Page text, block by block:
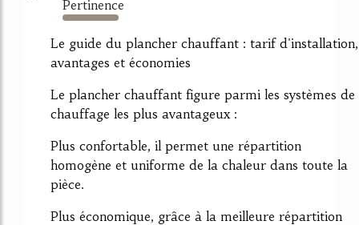
Pertinence
5897%
Le guide du plancher chauffant : tarif d'installation,
avantages et économies
Le plancher chauffant figure parmi les systèmes de
chauffage les plus avantageux :
Plus confortable, il permet une répartition
homogène et uniforme de la chaleur dans toute la
pièce.
Plus économique, grâce à la meilleure répartition